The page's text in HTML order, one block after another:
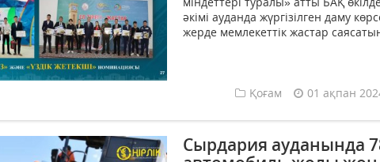
әкімі ауданда жүргізілген даму
жерде мемлекеттік жастар
Қоғам 01 ақпан
Сырдария ауданында